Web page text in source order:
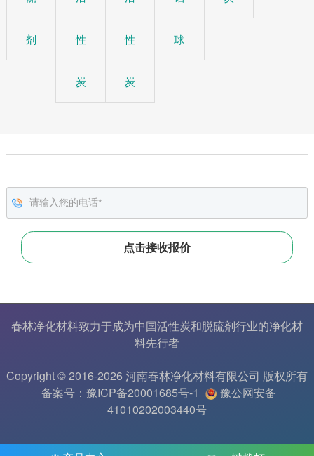
剂 性
炭
性
炭
球
春林净化材料致力于成为中国活性炭和脱硫剂行业的净化材
料先行者
Copyright © 2016-2026 河南春林净化材料有限公司 版权所有
备案号：豫ICP备20001685号-1
豫公网安备
41010202003440号